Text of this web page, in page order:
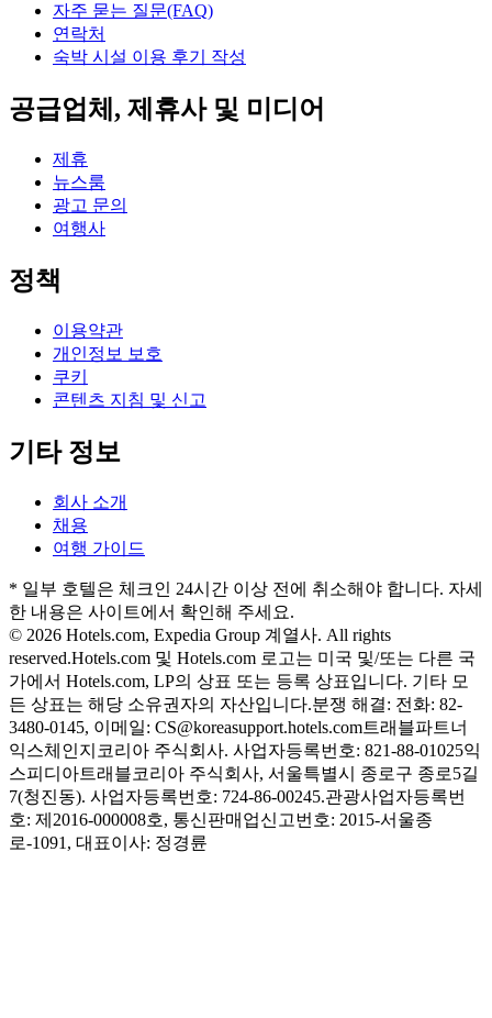
자주 묻는 질문(FAQ)
연락처
숙박 시설 이용 후기 작성
공급업체, 제휴사 및 미디어
제휴
뉴스룸
광고 문의
여행사
정책
이용약관
개인정보 보호
쿠키
콘텐츠 지침 및 신고
기타 정보
회사 소개
채용
여행 가이드
* 일부 호텔은 체크인 24시간 이상 전에 취소해야 합니다. 자세
한 내용은 사이트에서 확인해 주세요.
© 2026 Hotels.com, Expedia Group 계열사. All rights
reserved.Hotels.com 및 Hotels.com 로고는 미국 및/또는 다른 국
가에서 Hotels.com, LP의 상표 또는 등록 상표입니다. 기타 모
든 상표는 해당 소유권자의 자산입니다.분쟁 해결: 전화: 82-
3480-0145, 이메일: CS@koreasupport.hotels.com트래블파트너
익스체인지코리아 주식회사. 사업자등록번호: 821-88-01025익
스피디아트래블코리아 주식회사, 서울특별시 종로구 종로5길
7(청진동). 사업자등록번호: 724-86-00245.관광사업자등록번
호: 제2016-000008호, 통신판매업신고번호: 2015-서울종
로-1091, 대표이사: 정경륜